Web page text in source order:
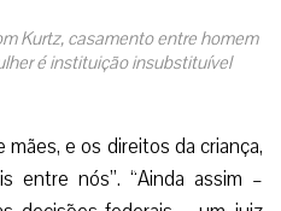
Kurtz, casamento entre homem
é instituição insubstituível
e os direitos da criança,
entre nós”. “Ainda assim –